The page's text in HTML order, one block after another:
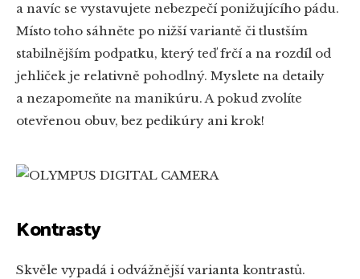
a navíc se vystavujete nebezpečí ponižujícího pádu.
Místo toho sáhněte po nižší variantě či tlustším
stabilnějším podpatku, který teď frčí a na rozdíl od
jehliček je relativně pohodlný. Myslete na detaily
a nezapomeňte na manikúru. A pokud zvolíte
otevřenou obuv, bez pedikúry ani krok!
Kontrasty
Skvěle vypadá i odvážnější varianta kontrastů.